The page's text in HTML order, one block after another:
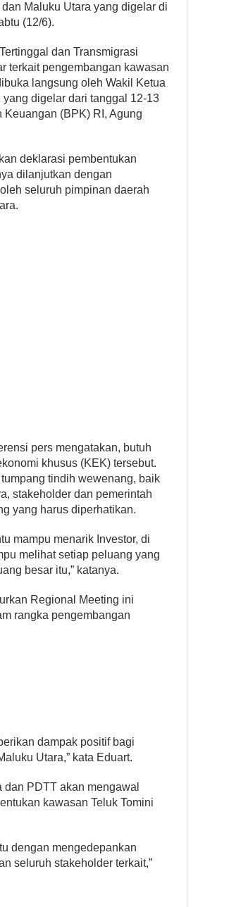
Maluku Utara yang digelar di
(12/6).
dan Transmigrasi
terkait pengembangan kawasan
langsung oleh Wakil Ketua
digelar dari tanggal 12-13
(BPK) RI, Agung
deklarasi pembentukan
dilanjutkan dengan
seluruh pimpinan daerah
pers mengatakan, butuh
khusus (KEK) tersebut.
tindih wewenang, baik
stakeholder dan pemerintah
yang harus diperhatikan.
mampu menarik Investor, di
melihat setiap peluang yang
besar itu,” katanya.
Regional Meeting ini
rangka pengembangan
dampak positif bagi
Utara,” kata Eduart.
PDTT akan mengawal
kawasan Teluk Tomini
dengan mengedepankan
seluruh stakeholder terkait,”